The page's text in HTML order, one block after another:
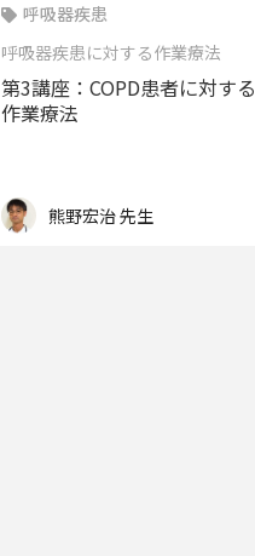
呼吸器疾患
呼吸器疾患に対する作業療法
第3講座：COPD患者に対する
作業療法
熊野宏治 先生